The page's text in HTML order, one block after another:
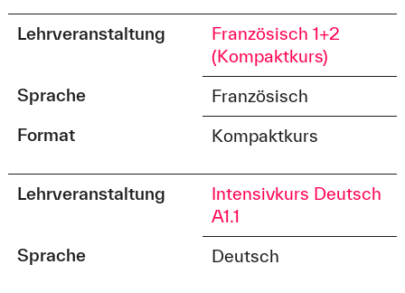
Lehrveranstaltung
Französisch 1+2
(Kompaktkurs)
Sprache
Französisch
Format
Kompaktkurs
Lehrveranstaltung
Intensivkurs Deutsch
A1.1
Sprache
Deutsch